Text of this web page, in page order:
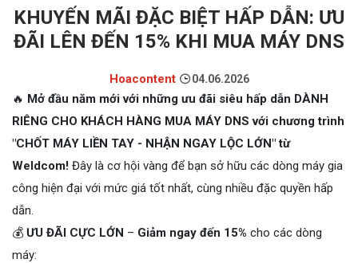
KHUYẾN MÃI ĐẶC BIỆT HẤP DẪN: ƯU
ĐÃI LÊN ĐẾN 15% KHI MUA MÁY DNS
Hoacontent 04.06.2026
🔥 Mở đầu năm mới với những ưu đãi siêu hấp dẫn DÀNH
RIÊNG CHO KHÁCH HÀNG MUA MÁY DNS với chương trình
"CHỐT MÁY LIỀN TAY - NHẬN NGAY LỘC LỚN" từ
Weldcom! Đây là cơ hội vàng để bạn sở hữu các dòng máy gia
công hiện đại với mức giá tốt nhất, cùng nhiều đặc quyền hấp
dẫn.
💰 ƯU ĐÃI CỰC LỚN – Giảm ngay đến 15% cho các dòng
máy: